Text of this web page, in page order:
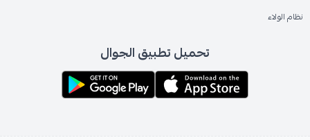
نظام الولاء
تحميل تطبيق الجوال